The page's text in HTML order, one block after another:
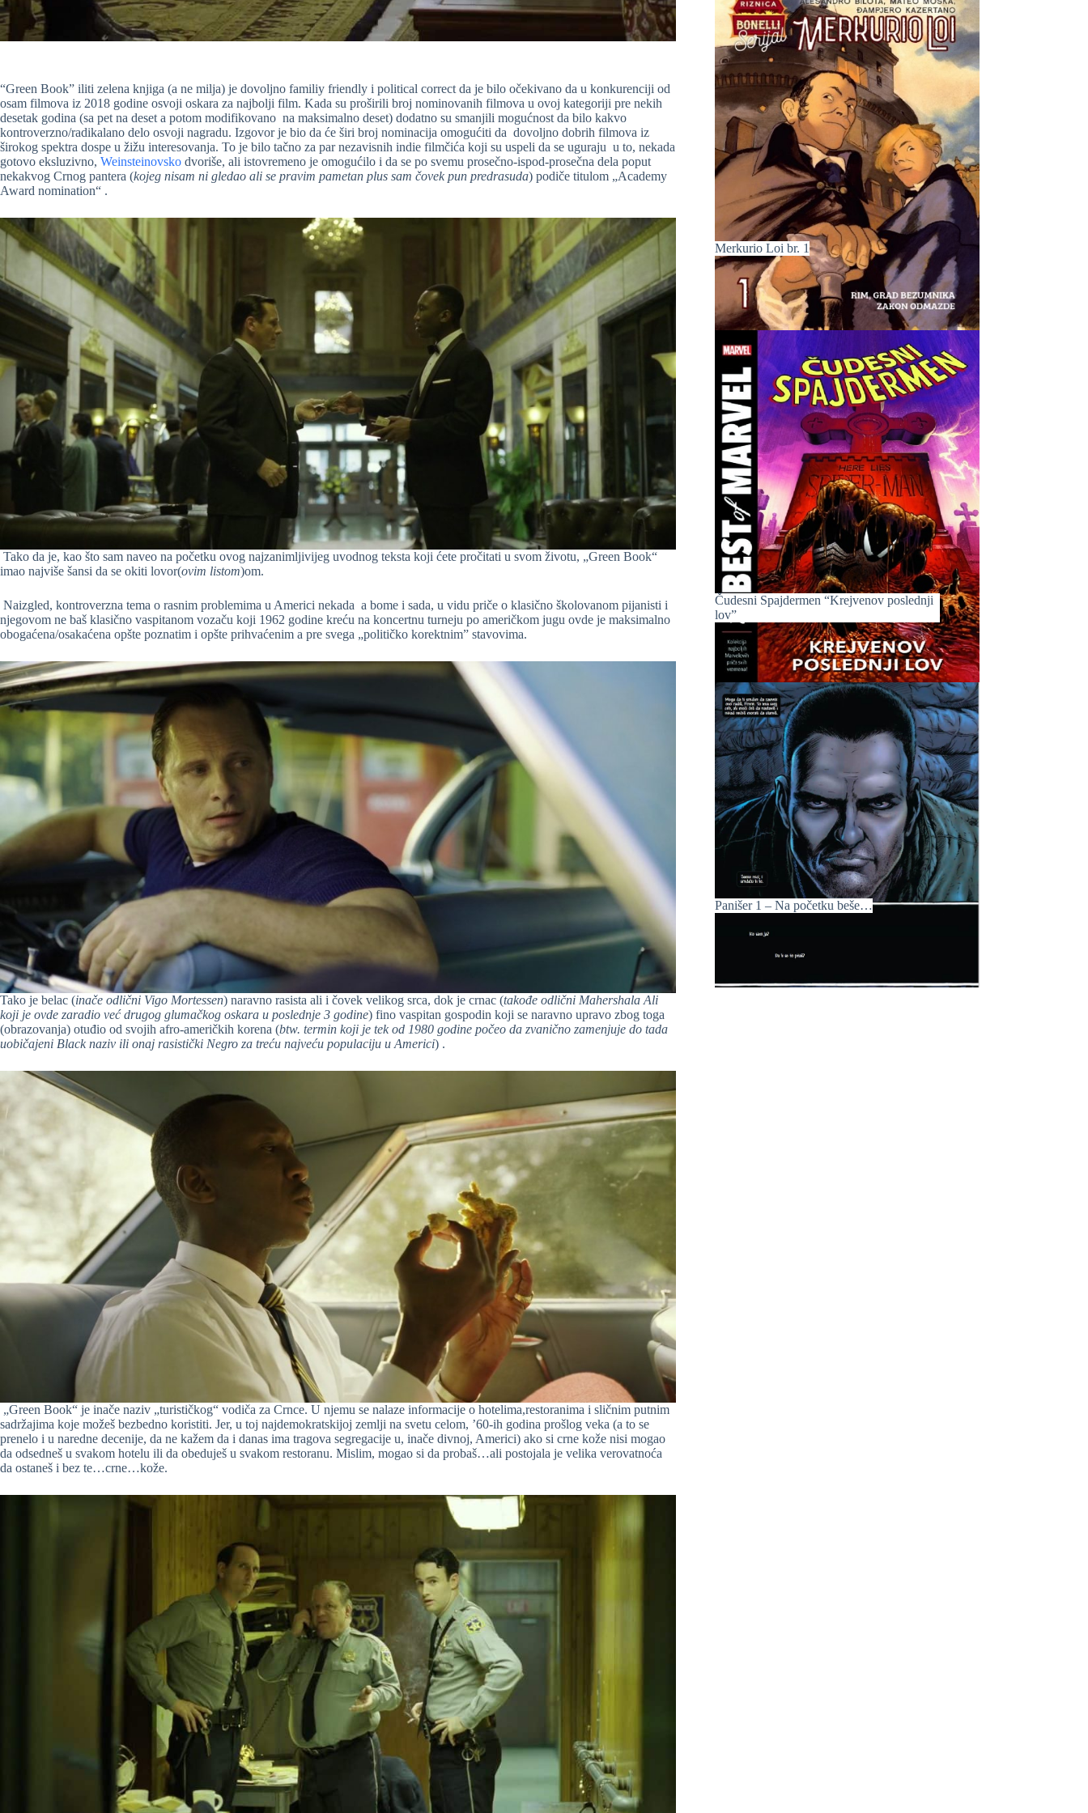
“Green Book” iliti zelena knjiga (a ne milja) je dovoljno familiy friendly i political correct da je bilo očekivano da u konkurenciji od
osam filmova iz 2018 godine osvoji oskara za najbolji film. Kada su proširili broj nominovanih filmova u ovoj kategoriji pre nekih
desetak godina (sa pet na deset a potom modifikovano na maksimalno deset) dodatno su smanjili mogućnost da bilo kakvo
kontroverzno/radikalano delo osvoji nagradu. Izgovor je bio da će širi broj nominacija omogućiti da dovoljno dobrih filmova iz
širokog spektra dospe u žižu interesovanja. To je bilo tačno za par nezavisnih indie filmčića koji su uspeli da se uguraju u to, nekada
gotovo eksluzivno, Weinsteinovsko dvoriše, ali istovremeno je omogućilo i da se po svemu prosečno-ispod-prosečna dela poput
nekakvog Crnog pantera (kojeg nisam ni gledao ali se pravim pametan plus sam čovek pun predrasuda) podiče titulom „Academy
Award nomination“ .
Tako da je, kao što sam naveo na početku ovog najzanimljivijeg uvodnog teksta koji ćete pročitati u svom životu, „Green Book“
imao najviše šansi da se okiti lovor(ovim listom)om.
Naizgled, kontroverzna tema o rasnim problemima u Americi nekada a bome i sada, u vidu priče o klasično školovanom pijanisti i
njegovom ne baš klasično vaspitanom vozaču koji 1962 godine kreću na koncertnu turneju po američkom jugu ovde je maksimalno
obogaćena/osakaćena opšte poznatim i opšte prihvaćenim a pre svega „političko korektnim” stavovima.
Tako je belac (inače odlični Vigo Mortessen) naravno rasista ali i čovek velikog srca, dok je crnac (takođe odlični Mahershala Ali
koji je ovde zaradio već drugog glumačkog oskara u poslednje 3 godine) fino vaspitan gospodin koji se naravno upravo zbog toga
(obrazovanja) otuđio od svojih afro-američkih korena (btw. termin koji je tek od 1980 godine počeo da zvanično zamenjuje do tada
uobičajeni Black naziv ili onaj rasistički Negro za treću najveću populaciju u Americi) .
„Green Book“ je inače naziv „turističkog“ vodiča za Crnce. U njemu se nalaze informacije o hotelima,restoranima i sličnim putnim
sadržajima koje možeš bezbedno koristiti. Jer, u toj najdemokratskijoj zemlji na svetu celom, ’60-ih godina prošlog veka (a to se
prenelo i u naredne decenije, da ne kažem da i danas ima tragova segregacije u, inače divnoj, Americi) ako si crne kože nisi mogao
da odsedneš u svakom hotelu ili da obeduješ u svakom restoranu. Mislim, mogao si da probaš…ali postojala je velika verovatnoća
da ostaneš i bez te…crne…kože.
Merkurio Loi br. 1
Čudesni Spajdermen “Krejvenov poslednji
lov”
Panišer 1 – Na početku beše…